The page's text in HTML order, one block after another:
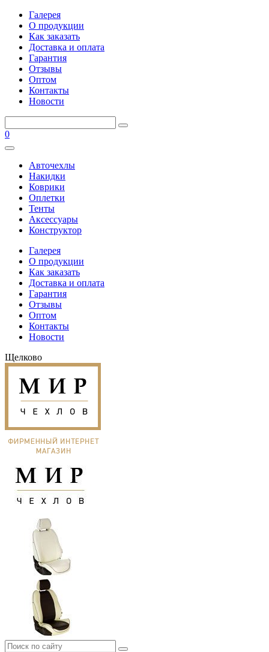
Галерея
О продукции
Как заказать
Доставка и оплата
Гарантия
Отзывы
Оптом
Контакты
Новости
0
Авточехлы
Накидки
Коврики
Оплетки
Тенты
Аксессуары
Конструктор
Галерея
О продукции
Как заказать
Доставка и оплата
Гарантия
Отзывы
Оптом
Контакты
Новости
Щелково